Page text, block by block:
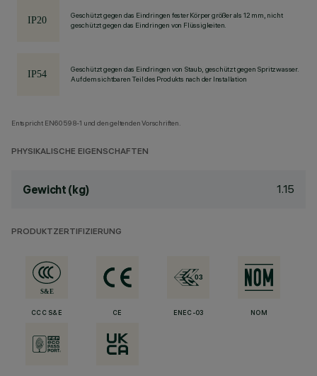
Geschützt gegen das Eindringen fester Körper größer als 12 mm, nicht
geschützt gegen das Eindringen von Flüssigkeiten.
Geschützt gegen das Eindringen von Staub, geschützt gegen Spritzwasser.
Auf dem sichtbaren Teil des Produkts nach der Installation
Entspricht EN60598-1 und den geltenden Vorschriften.
PHYSIKALISCHE EIGENSCHAFTEN
Gewicht (kg) 1.15
PRODUKTZERTIFIZIERUNG
CCC S&E CE ENEC-03 NOM